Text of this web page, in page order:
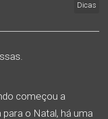
Dicas
começou a
o Natal, há uma